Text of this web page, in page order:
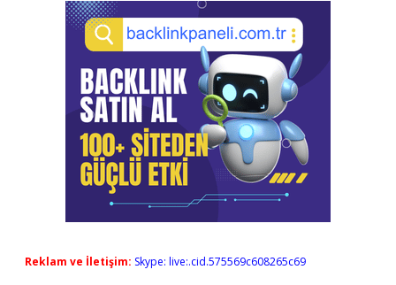
Reklam ve İletişim: Skype: live:.cid.575569c608265c69